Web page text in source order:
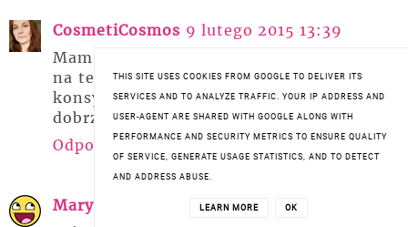
CosmetiCosmos 9 lutego 2015 13:39
Mam ją w zapasach, czeka sobie grzecznie
na testowanie :) Jestem jej ciekawa, lejąca
konsystencja mnie nie zniechęci jeśli
dobrze się spisze na moich włoskach :)
Odpowiedz
Maryśkka
9 lutego 2016 18:24
THIS SITE USES COOKIES FROM GOOGLE TO DELIVER ITS
SERVICES AND TO ANALYZE TRAFFIC. YOUR IP ADDRESS AND
USER-AGENT ARE SHARED WITH GOOGLE ALONG WITH
PERFORMANCE AND SECURITY METRICS TO ENSURE QUALITY
OF SERVICE, GENERATE USAGE STATISTICS, AND TO DETECT
AND ADDRESS ABUSE.
LEARN MORE OK